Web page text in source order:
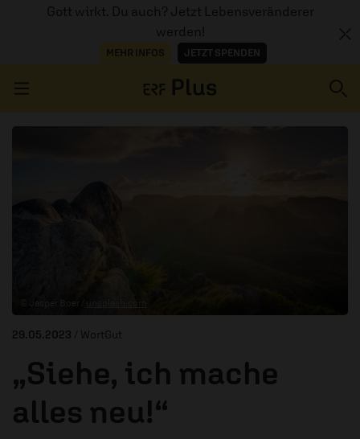
Gott wirkt. Du auch? Jetzt Lebensveränderer
werden!
MEHR INFOS JETZT SPENDEN
29.05.2023 / WortGut
„Siehe, ich mache
alles neu!“